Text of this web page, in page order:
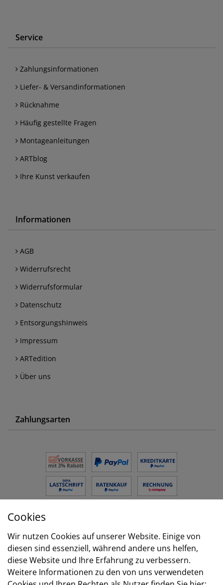
Service
Zahlungsinformationen
Liefer- & Versandinformationen
Rücknahme
Häufig gestellte Fragen
Montageanleitungen
ARTblog
Ihre Kunst verkaufen
Informationen
AGB
Widerrufsrecht
Widerrufsformular
Datenschutz
Entsorgungshinweis
Impressum
ARTedition
Über uns
Zahlungsarten
Versand
Cookies
Wir nutzen Cookies auf unserer Website. Einige von
diesen sind essenziell, während andere uns helfen,
diese Website und Ihre Erfahrung zu verbessern.
Weitere Informationen zu den von uns verwendeten